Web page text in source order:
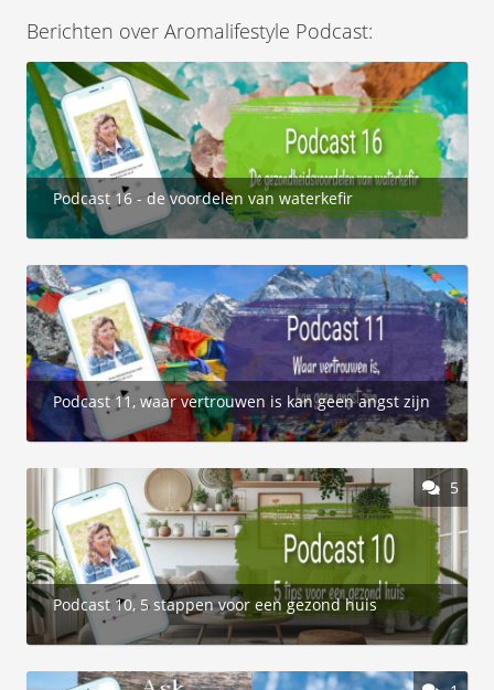
Berichten over Aromalifestyle Podcast:
Podcast 16 - de voordelen van waterkefir
Podcast 11, waar vertrouwen is kan geen angst zijn
5
Podcast 10, 5 stappen voor een gezond huis